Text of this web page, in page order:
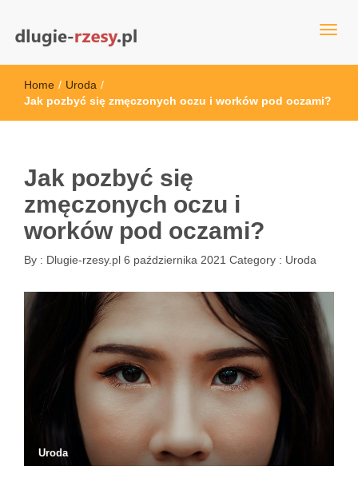
dlugie-rzesy.pl
Home / Uroda /
Jak pozbyć się zmęczonych oczu i worków pod oczami?
Jak pozbyć się
zmęczonych oczu i
worków pod oczami?
By : Dlugie-rzesy.pl 6 października 2021 Category : Uroda
Uroda